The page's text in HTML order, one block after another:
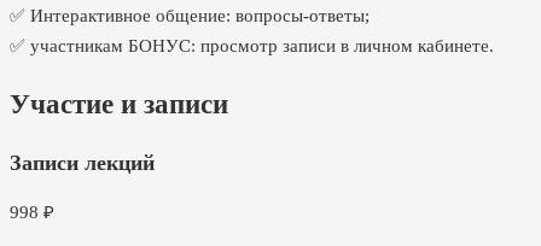
✅ Интерактивное общение: вопросы-ответы;
✅ участникам БОНУС: просмотр записи в личном кабинете.
Участие и записи
Записи лекций
998 ₽